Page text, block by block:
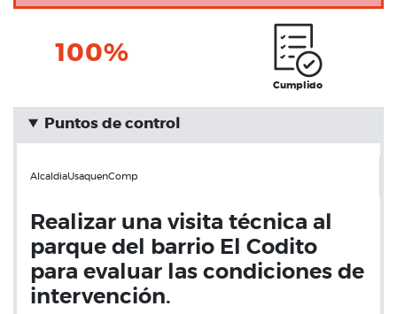
100%
Cumplido
Puntos de control
AlcaldiaUsaquenComp
Realizar una visita técnica al
parque del barrio El Codito
para evaluar las condiciones de
intervención.